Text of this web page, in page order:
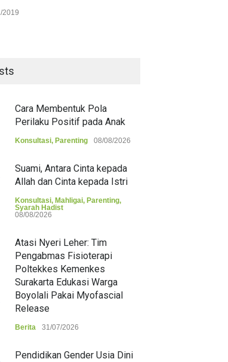
2019
Cara Membentuk Pola
Perilaku Positif pada Anak
Konsultasi, Parenting 08/08/2026
Suami, Antara Cinta kepada
Allah dan Cinta kepada Istri
Konsultasi, Mahligai, Parenting,
Syarah Hadist
08/08/2026
Atasi Nyeri Leher: Tim
Pengabmas Fisioterapi
Poltekkes Kemenkes
Surakarta Edukasi Warga
Boyolali Pakai Myofascial
Release
Berita 31/07/2026
Pendidikan Gender Usia Dini